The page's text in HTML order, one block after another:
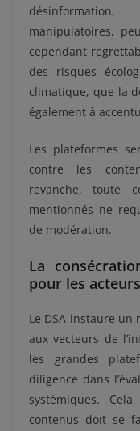
manipulatoires,
cependant
des risques
climatique, que la
également à
Les plateformes
contre les
revanche, toute
mentionnés ne
de modération.
La
pour les
Le DSA instaure
aux vecteurs de
les grandes
diligence dans
systémiques.
contenus doit se